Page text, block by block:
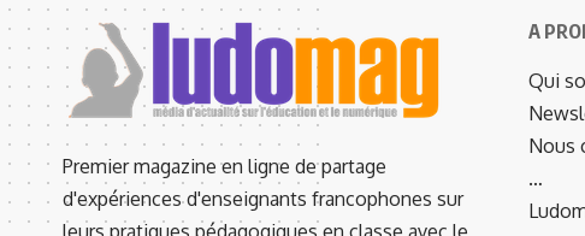
Premier magazine en ligne de partage
d'expériences d'enseignants francophones sur
leurs pratiques pédagogiques en classe avec le
A
Qui
Nous
…